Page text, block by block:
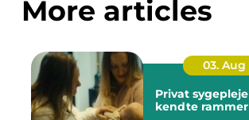
More articles
03. Aug
Privat sygepleje tryg pleje i
kendte rammer